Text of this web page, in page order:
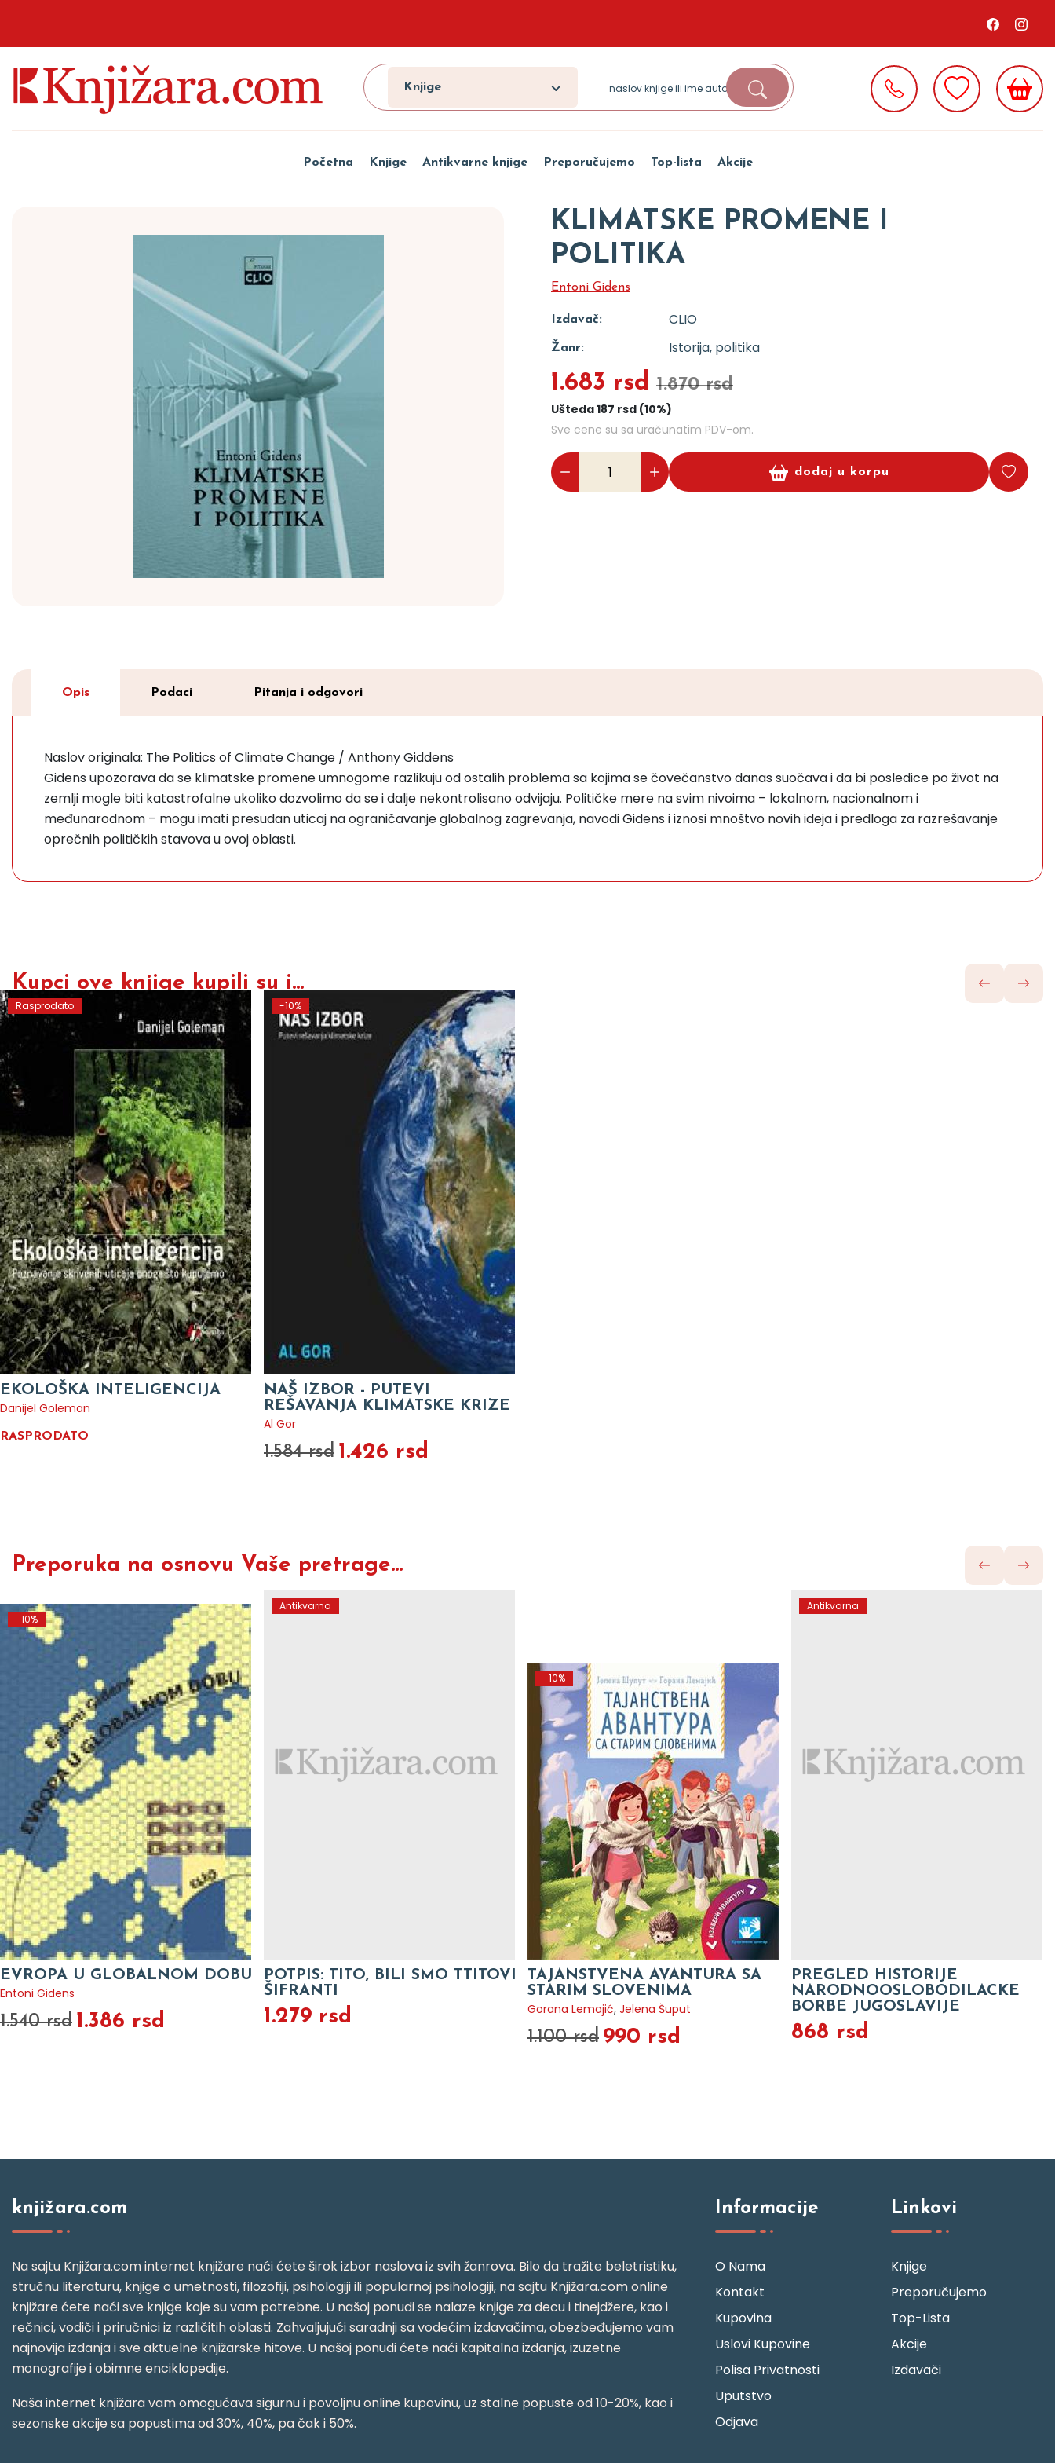
Knjige
Početna Knjige Antikvarne knjige Preporučujemo Top-lista Akcije
KLIMATSKE PROMENE I
POLITIKA
Entoni Gidens
Izdavač: CLIO
Žanr: Istorija, politika
1.683 rsd 1.870 rsd
Ušteda 187 rsd (10%)
Sve cene su sa uračunatim PDV-om.
dodaj u korpu
Opis Podaci Pitanja i odgovori
Naslov originala: The Politics of Climate Change / Anthony Giddens
Gidens upozorava da se klimatske promene umnogome razlikuju od ostalih problema sa kojima se čovečanstvo danas suočava i da bi posledice po život na
zemlji mogle biti katastrofalne ukoliko dozvolimo da se i dalje nekontrolisano odvijaju. Političke mere na svim nivoima – lokalnom, nacionalnom i
međunarodnom – mogu imati presudan uticaj na ograničavanje globalnog zagrevanja, navodi Gidens i iznosi mnoštvo novih ideja i predloga za razrešavanje
oprečnih političkih stavova u ovoj oblasti.
Kupci ove knjige kupili su i...
Rasprodato
EKOLOŠKA INTELIGENCIJA
Danijel Goleman
RASPRODATO
-10%
NAŠ IZBOR - PUTEVI
REŠAVANJA KLIMATSKE KRIZE
Al Gor
1.584 rsd 1.426 rsd
Preporuka na osnovu Vaše pretrage...
-10%
EVROPA U GLOBALNOM DOBU
Entoni Gidens
1.540 rsd 1.386 rsd
Antikvarna
POTPIS: TITO, BILI SMO TTITOVI
ŠIFRANTI
1.279 rsd
-10%
TAJANSTVENA AVANTURA SA
STARIM SLOVENIMA
Gorana Lemajić, Jelena Šuput
1.100 rsd 990 rsd
Antikvarna
PREGLED HISTORIJE
NARODNOOSLOBODILACKE
BORBE JUGOSLAVIJE
868 rsd
knjižara.com
Na sajtu Knjižara.com internet knjižare naći ćete širok izbor naslova iz svih žanrova. Bilo da tražite beletristiku,
stručnu literaturu, knjige o umetnosti, filozofiji, psihologiji ili popularnoj psihologiji, na sajtu Knjižara.com online
knjižare ćete naći sve knjige koje su vam potrebne. U našoj ponudi se nalaze knjige za decu i tinejdžere, kao i
rečnici, vodiči i priručnici iz različitih oblasti. Zahvaljujući saradnji sa vodećim izdavačima, obezbeđujemo vam
najnovija izdanja i sve aktuelne knjižarske hitove. U našoj ponudi ćete naći kapitalna izdanja, izuzetne
monografije i obimne enciklopedije.
Naša internet knjižara vam omogućava sigurnu i povoljnu online kupovinu, uz stalne popuste od 10-20%, kao i
sezonske akcije sa popustima od 30%, 40%, pa čak i 50%.
Informacije
O Nama
Kontakt
Kupovina
Uslovi Kupovine
Polisa Privatnosti
Uputstvo
Odjava
Linkovi
Knjige
Preporučujemo
Top-Lista
Akcije
Izdavači